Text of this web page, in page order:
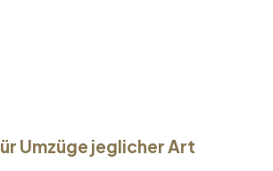
Umzüge jeglicher Art